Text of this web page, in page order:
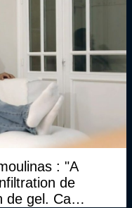
: "A
de
de gel. Ca